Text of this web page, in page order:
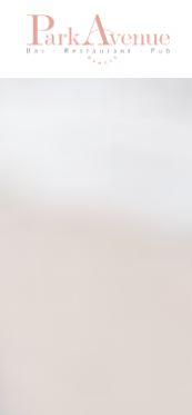
Cookies beheer paneel